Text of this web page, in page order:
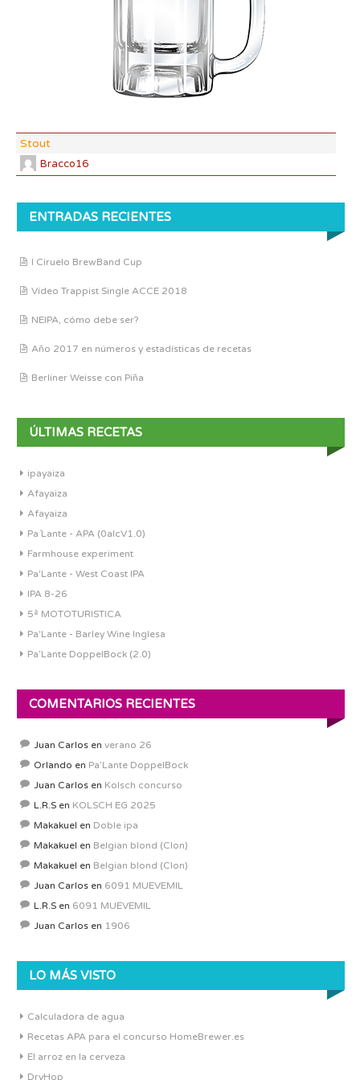
Stout
Bracco16
ENTRADAS RECIENTES
I Ciruelo BrewBand Cup
Vídeo Trappist Single ACCE 2018
NEIPA, cómo debe ser?
Año 2017 en números y estadísticas de recetas
Berliner Weisse con Piña
ÚLTIMAS RECETAS
ipayaiza
Afayaiza
Afayaiza
Pa´Lante - APA (0alcV1.0)
Farmhouse experiment
Pa'Lante - West Coast IPA
IPA 8-26
5ª MOTOTURISTICA
Pa'Lante - Barley Wine Inglesa
Pa’Lante DoppelBock (2.0)
COMENTARIOS RECIENTES
Juan Carlos en verano 26
Orlando en Pa’Lante DoppelBock
Juan Carlos en Kolsch concurso
L.R.S en KOLSCH EG 2025
Makakuel en Doble ipa
Makakuel en Belgian blond (Clon)
Makakuel en Belgian blond (Clon)
Juan Carlos en 6091 MUEVEMIL
L.R.S en 6091 MUEVEMIL
Juan Carlos en 1906
LO MÁS VISTO
Calculadora de agua
Recetas APA para el concurso HomeBrewer.es
El arroz en la cerveza
DryHop